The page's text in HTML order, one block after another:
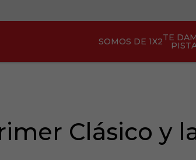
SOMOS DE 1X2TE
Clásico y